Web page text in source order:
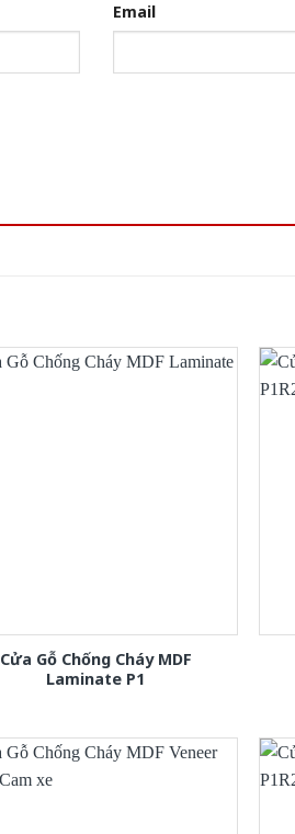
Email
Cửa Gỗ Chống Cháy MDF
Laminate P1